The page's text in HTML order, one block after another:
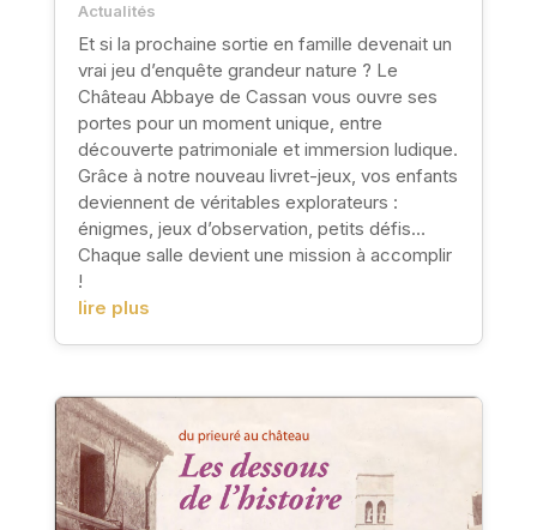
Actualités
Et si la prochaine sortie en famille devenait un
vrai jeu d’enquête grandeur nature ? Le
Château Abbaye de Cassan vous ouvre ses
portes pour un moment unique, entre
découverte patrimoniale et immersion ludique.
Grâce à notre nouveau livret-jeux, vos enfants
deviennent de véritables explorateurs :
énigmes, jeux d’observation, petits défis…
Chaque salle devient une mission à accomplir
!
lire plus